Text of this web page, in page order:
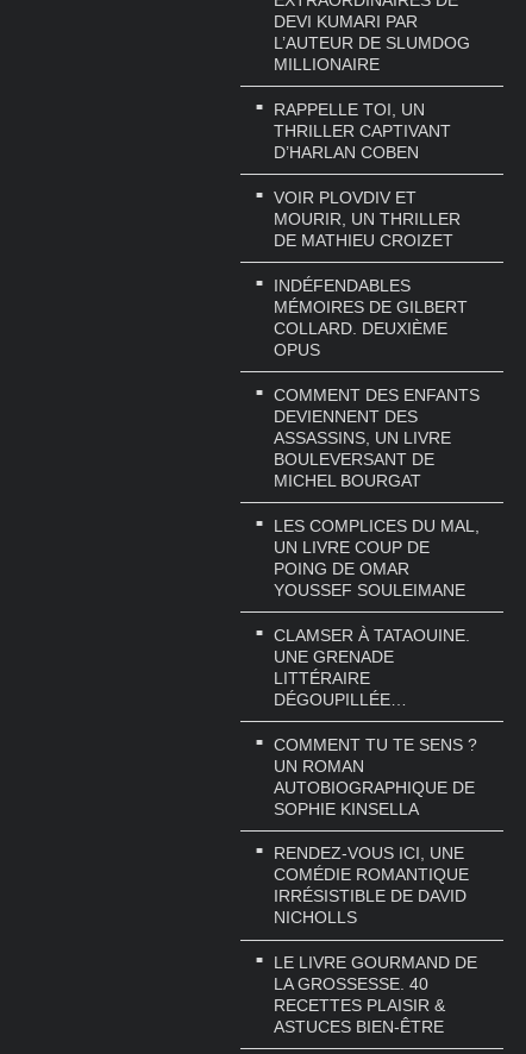
DEVI KUMARI PAR
L’AUTEUR DE SLUMDOG
MILLIONAIRE
RAPPELLE TOI, UN
THRILLER CAPTIVANT
D’HARLAN COBEN
VOIR PLOVDIV ET
MOURIR, UN THRILLER
DE MATHIEU CROIZET
INDÉFENDABLES
MÉMOIRES DE GILBERT
COLLARD. DEUXIÈME
OPUS
COMMENT DES ENFANTS
DEVIENNENT DES
ASSASSINS, UN LIVRE
BOULEVERSANT DE
MICHEL BOURGAT
LES COMPLICES DU MAL,
UN LIVRE COUP DE
POING DE OMAR
YOUSSEF SOULEIMANE
CLAMSER À TATAOUINE.
UNE GRENADE
LITTÉRAIRE
DÉGOUPILLÉE…
COMMENT TU TE SENS ?
UN ROMAN
AUTOBIOGRAPHIQUE DE
SOPHIE KINSELLA
RENDEZ-VOUS ICI, UNE
COMÉDIE ROMANTIQUE
IRRÉSISTIBLE DE DAVID
NICHOLLS
LE LIVRE GOURMAND DE
LA GROSSESSE. 40
RECETTES PLAISIR &
ASTUCES BIEN-ÊTRE